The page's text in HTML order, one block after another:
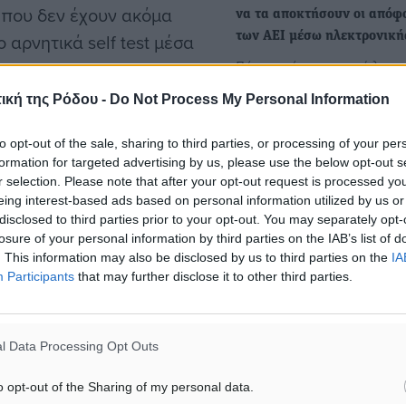
της Ρόδου - Do Not Process My Personal Information
opt-out of the sale, sharing to third parties, or processing of your
for targeted advertising by us, please use the below opt-out
selection. Please note that after your opt-out request is processed
interest-based ads based on personal information utilized by us
to third parties prior to your opt-out. You may separately
of your personal information by third parties on the IAB’s list of
This information may also be disclosed by us to third parties on the
Participants that may further disclose it to other third parties.
Data Processing Opt Outs
opt-out of the Sharing of my personal data.
που δεν έχουν ακόμα
self test μέσα
η διάθεση των
Η διάθεσή τους
και ο κάθε μαθητής
10 δωρεάν τεστ
των ημερών από 23
να τα αποκτήσουν οι
των ΑΕΙ μέσω
Πάνω από 500.000 τίτλοι
ηλεκτρονικά από 21 ΑΕΙ της
Ποια πανεπιστήμια έχουν
περισσότερους «αιώνιους
φοιτητές» – Δείτε τη λίστα
Το ΕΚΠΑ εμφανίζεται
«πρωταθλητής» στον
τους 80.000,…